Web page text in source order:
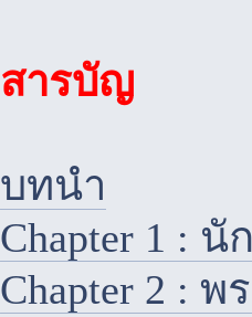
สารบัญ
บทนำ
Chapter 1 :
Chapter 2 :